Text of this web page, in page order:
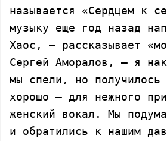
называется «Сердцем к
музыку еще год назад
Хаос, – рассказывает
Сергей Аморалов, – я
мы спели, но получилось
хорошо – для нежного
женский вокал. Мы
и обратились к нашим